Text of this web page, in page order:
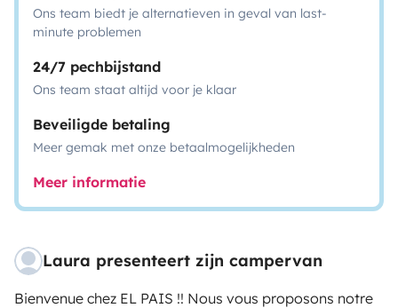
Ons team biedt je alternatieven in geval van last-
minute problemen
24/7 pechbijstand
Ons team staat altijd voor je klaar
Beveiligde betaling
Meer gemak met onze betaalmogelijkheden
Meer informatie
Laura presenteert zijn campervan
Bienvenue chez EL PAIS !! Nous vous proposons notre